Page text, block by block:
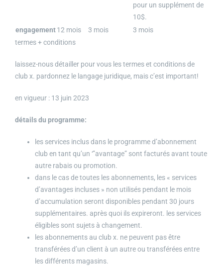
pour un supplément de
10$.
engagement12 mois 3 mois
3 mois
termes + conditions
laissez-nous détailler pour vous les termes et conditions de
club x. pardonnez le langage juridique, mais c’est important!
en vigueur : 13 juin 2023
détails du programme:
les services inclus dans le programme d’abonnement
club en tant qu’un ‘”avantage” sont facturés avant toute
autre rabais ou promotion.
dans le cas de toutes les abonnements, les « services
d’avantages incluses » non utilisés pendant le mois
d’accumulation seront disponibles pendant 30 jours
supplémentaires. après quoi ils expireront. les services
éligibles sont sujets à changement.
les abonnements au club x. ne peuvent pas être
transférées d’un client à un autre ou transférées entre
les différents magasins.